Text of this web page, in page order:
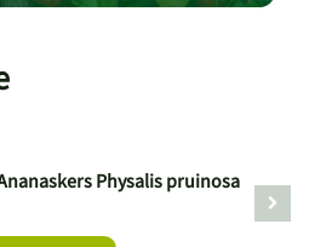
Physalis pruinosa